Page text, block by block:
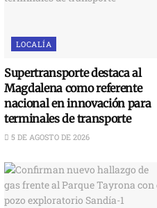
LOCALÍA
Supertransporte destaca al
Magdalena como referente
nacional en innovación para
terminales de transporte
5 DE AGOSTO DE 2026